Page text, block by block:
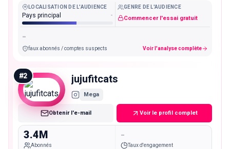
LOCALISATION DE L'AUDIENCE
Pays principal -
GENRE DE L'AUDIENCE
Commencer l'essai gratuit
-
faux abonnés / comptes suspects Voir l'analyse complète
#2 jujufitcats
Mega
Obtenir l'e-mail Voir le profil complet
3.4M
Abonnés
-
Taux d'engagement